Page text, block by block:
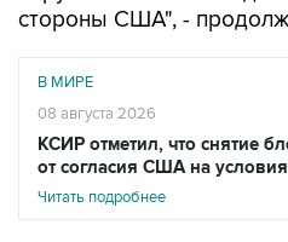
стороны США", -
В МИРЕ
08 августа 2026
КСИР отметил, что снятие
от согласия США на
Читать подробнее